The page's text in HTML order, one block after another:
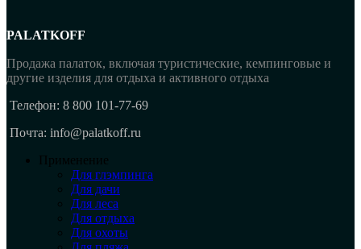
PALATKOFF
Продажа палаток, включая туристические, кемпинговые и
другие изделия для отдыха и активного отдыха
Телефон: 8 800 101-77-69
Почта: info@palatkoff.ru
Применение
Для глэмпинга
Для дачи
Для леса
Для отдыха
Для охоты